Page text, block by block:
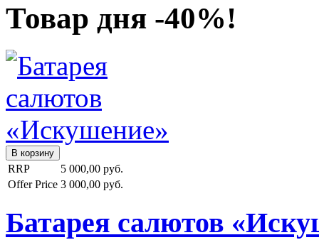
Товар дня -40%!
RRP
5 000,00 руб.
Offer Price 3 000,00 руб.
Батарея салютов